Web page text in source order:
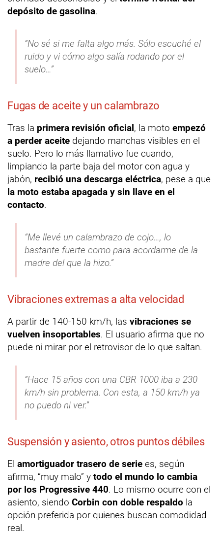
depósito de gasolina.
“No sé si me falta algo más. Sólo escuché el
ruido y vi cómo algo salía rodando por el
suelo…”
Fugas de aceite y un calambrazo
Tras la primera revisión oficial, la moto empezó
a perder aceite dejando manchas visibles en el
suelo. Pero lo más llamativo fue cuando,
limpiando la parte baja del motor con agua y
jabón, recibió una descarga eléctrica, pese a que
la moto estaba apagada y sin llave en el
contacto.
“Me llevé un calambrazo de cojo…, lo
bastante fuerte como para acordarme de la
madre del que la hizo.”
Vibraciones extremas a alta velocidad
A partir de 140-150 km/h, las vibraciones se
vuelven insoportables. El usuario afirma que no
puede ni mirar por el retrovisor de lo que saltan.
“Hace 15 años con una CBR 1000 iba a 230
km/h sin problema. Con esta, a 150 km/h ya
no puedo ni ver.”
Suspensión y asiento, otros puntos débiles
El amortiguador trasero de serie es, según
afirma, “muy malo” y todo el mundo lo cambia
por los Progressive 440. Lo mismo ocurre con el
asiento, siendo Corbin con doble respaldo la
opción preferida por quienes buscan comodidad
real.